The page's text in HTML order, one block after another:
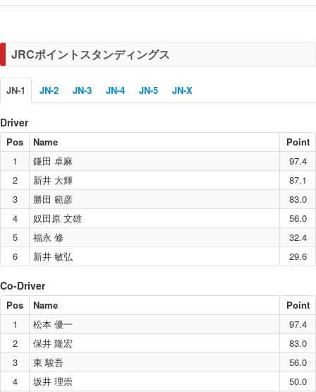
JRCポイントスタンディングス
JN-1 JN-2 JN-3 JN-4 JN-5 JN-X
Driver
Pos Name
Point
1
鎌田 卓麻
97.4
2
新井 大輝
87.1
3
勝田 範彦
83.0
4
奴田原 文雄
56.0
5
福永 修
32.4
6
新井 敏弘 29.6
Co-Driver
Pos Name
Point
1
松本 優一
97.4
2
保井 隆宏
83.0
3
東 駿吾
56.0
4
坂井 理崇
50.0